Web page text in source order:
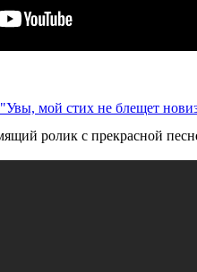
мой стих не блещет
ролик с прекрасной